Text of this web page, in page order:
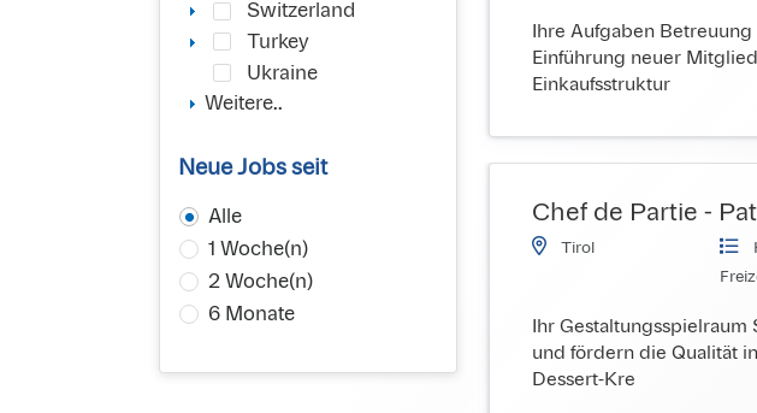
Switzerland
Turkey
Ukraine
Weitere..
Neue Jobs seit
Alle
1 Woche(n)
2 Woche(n)
6 Monate
Ihre Aufgaben
Einführung neuer
Einkaufsstruktur
Chef de Partie -
Tirol
Ihr
und fördern die Qualität
Dessert-Kre